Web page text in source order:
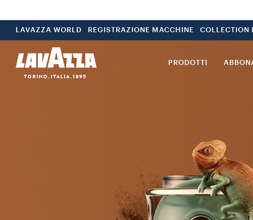
LAVAZZA WORLD REGISTRAZIONE MACCHINE COLLECTION
PRODOTTI